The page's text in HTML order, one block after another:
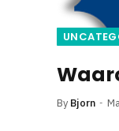
By Bjorn